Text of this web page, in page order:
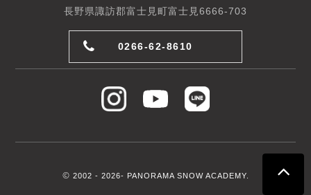
長野県諏訪郡富士見町富士見6666-703
0266-62-8610
© 2002 - 2026- PANORAMA SNOW ACADEMY.